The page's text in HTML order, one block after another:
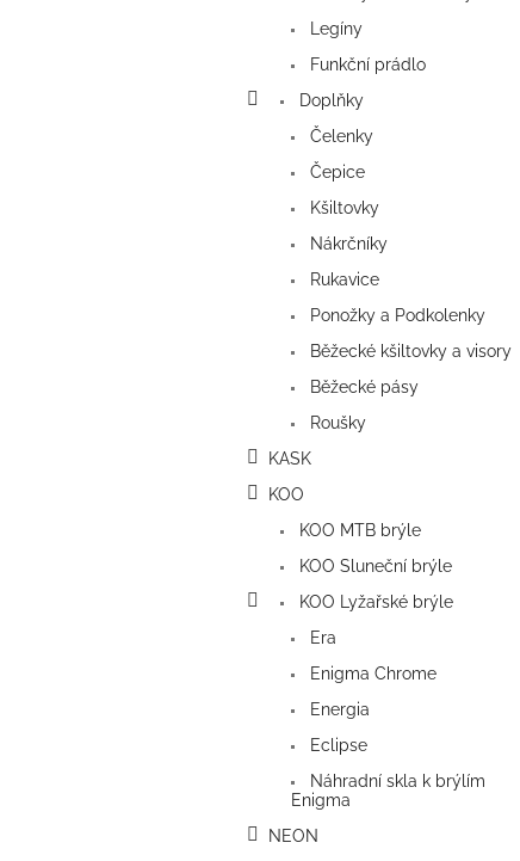
Legíny
Funkční prádlo
Doplňky
Čelenky
Čepice
Kšiltovky
Nákrčníky
Rukavice
Ponožky a Podkolenky
Běžecké kšiltovky a visory
Běžecké pásy
Roušky
KASK
KOO
KOO MTB brýle
KOO Sluneční brýle
KOO Lyžařské brýle
Era
Enigma Chrome
Energia
Eclipse
Náhradní skla k brýlím
Enigma
NEON